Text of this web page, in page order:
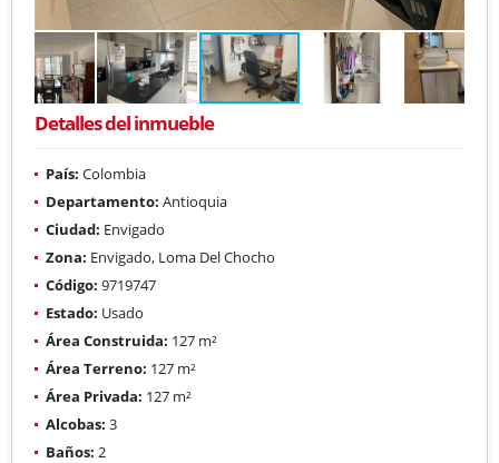
Detalles del inmueble
País: Colombia
Departamento: Antioquia
Ciudad: Envigado
Zona: Envigado, Loma Del Chocho
Código: 9719747
Estado: Usado
Área Construida: 127 m²
Área Terreno: 127 m²
Área Privada: 127 m²
Alcobas: 3
Baños: 2